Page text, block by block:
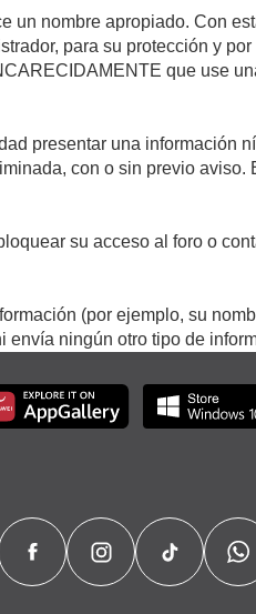
un nombre apropiado. Con
para su protección y
que use
presentar una información
con o sin previo aviso.
su acceso al foro o
(por ejemplo, su
ningún otro tipo de